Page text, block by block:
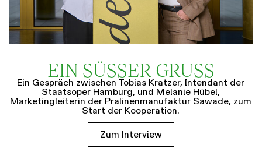
EIN SÜSSER GRUSS
Ein Gespräch zwischen Tobias Kratzer, Intendant der
Staatsoper Hamburg, und Melanie Hübel,
Marketingleiterin der Pralinenmanufaktur Sawade, zum
Start der Kooperation.
Zum Interview